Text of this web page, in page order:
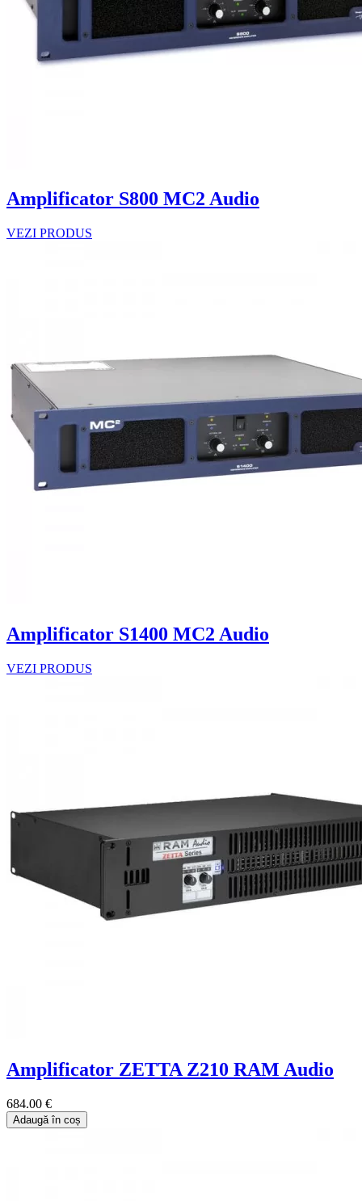
Amplificator S800 MC2 Audio
VEZI PRODUS
Amplificator S1400 MC2 Audio
VEZI PRODUS
Amplificator ZETTA Z210 RAM Audio
684.00 €
Adaugă în coș